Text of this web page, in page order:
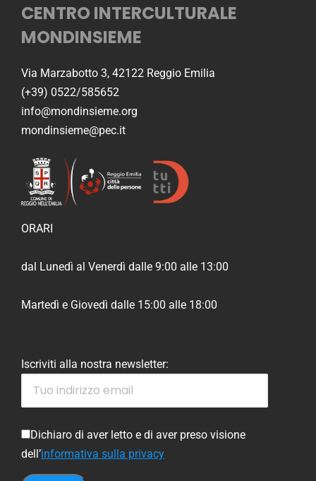
CENTRO INTERCULTURALE
MONDINSIEME
Via Marzabotto 3, 42122 Reggio Emilia
(+39) 0522/585652
info@mondinsieme.org
mondinsieme@pec.it
ORARI
dal Lunedì al Venerdì dalle 9:00 alle 13:00
Martedì e Giovedì dalle 15:00 alle 18:00
Iscriviti alla nostra newsletter:
Dichiaro di aver letto e di aver preso visione
dell’informativa sulla privacy